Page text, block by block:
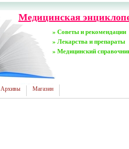
Медицинская
» Советы и рекомендации
» Лекарства и препараты
» Медицинский
Архивы Магазин